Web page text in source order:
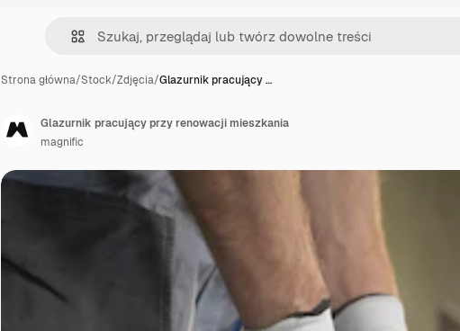
Strona główna/Stock/Zdjęcia/Glazurnik pracujący …
Glazurnik pracujący przy renowacji mieszkania
magnific